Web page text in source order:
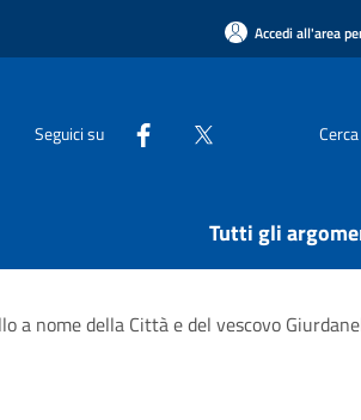
Accedi all'area
Seguici su Cerca
Tutti gli
a nome della Città e del vescovo